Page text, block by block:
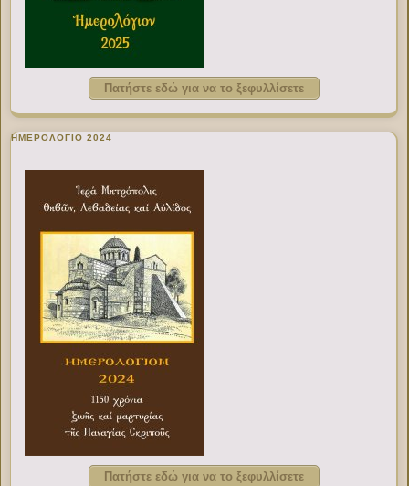
Πατήστε εδώ για να το ξεφυλλίσετε
ΗΜΕΡΟΛΟΓΙΟ 2024
Πατήστε εδώ για να το ξεφυλλίσετε